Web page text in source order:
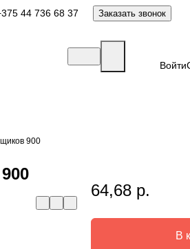
44 736 68 37 Заказать звонок
Войти
900
64,68 р.
В